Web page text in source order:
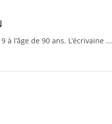
l’âge de 90 ans. L’écrivaine ...